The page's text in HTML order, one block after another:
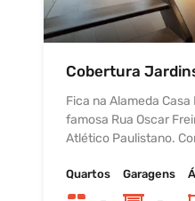
Cobertura
Fica na Alameda
famosa Rua Oscar
Atlético Paulistano.
Quartos Garagens